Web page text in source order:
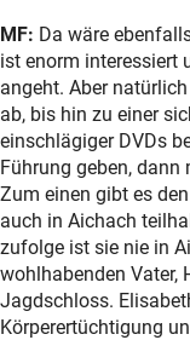
MF: Da wäre
ist enorm interessiert
angeht. Aber
ab, bis hin zu einer
einschlägiger DVDs
Führung geben,
Zum einen gibt es
auch in Aichach
zufolge ist sie nie in
wohlhabenden Vater,
Jagdschloss.
Körperertüchtigung